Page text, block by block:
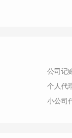
公司记
个人代
小公司